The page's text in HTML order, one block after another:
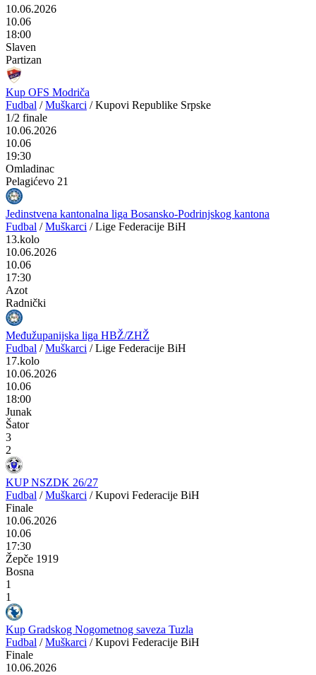
10.06.2026
10.06
18:00
Slaven
Partizan
Kup OFS Modriča
Fudbal / Muškarci / Kupovi Republike Srpske
1/2 finale
10.06.2026
10.06
19:30
Omladinac
Pelagićevo 21
Jedinstvena kantonalna liga Bosansko-Podrinjskog kantona
Fudbal / Muškarci / Lige Federacije BiH
13.kolo
10.06.2026
10.06
17:30
Azot
Radnički
Međužupanijska liga HBŽ/ZHŽ
Fudbal / Muškarci / Lige Federacije BiH
17.kolo
10.06.2026
10.06
18:00
Junak
Šator
3
2
KUP NSZDK 26/27
Fudbal / Muškarci / Kupovi Federacije BiH
Finale
10.06.2026
10.06
17:30
Žepče 1919
Bosna
1
1
Kup Gradskog Nogometnog saveza Tuzla
Fudbal / Muškarci / Kupovi Federacije BiH
Finale
10.06.2026